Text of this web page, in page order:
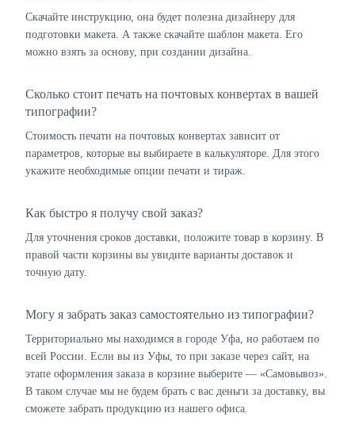
Скачайте инструкцию, она будет полезна дизайнеру для
подготовки макета. А также скачайте шаблон макета. Его
можно взять за основу, при создании дизайна.
Сколько стоит печать на почтовых конвертах в вашей
типографии?
Стоимость печати на почтовых конвертах зависит от
параметров, которые вы выбираете в калькуляторе. Для этого
укажите необходимые опции печати и тираж.
Как быстро я получу свой заказ?
Для уточнения сроков доставки, положите товар в корзину. В
правой части корзины вы увидите варианты доставок и
точную дату.
Могу я забрать заказ самостоятельно из типографии?
Территориально мы находимся в городе Уфа, но работаем по
всей России. Если вы из Уфы, то при заказе через сайт, на
этапе оформления заказа в корзине выберите — «Самовывоз».
В таком случае мы не будем брать с вас деньги за доставку, вы
сможете забрать продукцию из нашего офиса.